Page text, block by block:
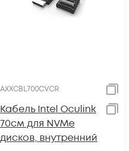
AXXCBL700CVCR
Кабель Intel Oculink
70см для NVMe
дисков, внутренний